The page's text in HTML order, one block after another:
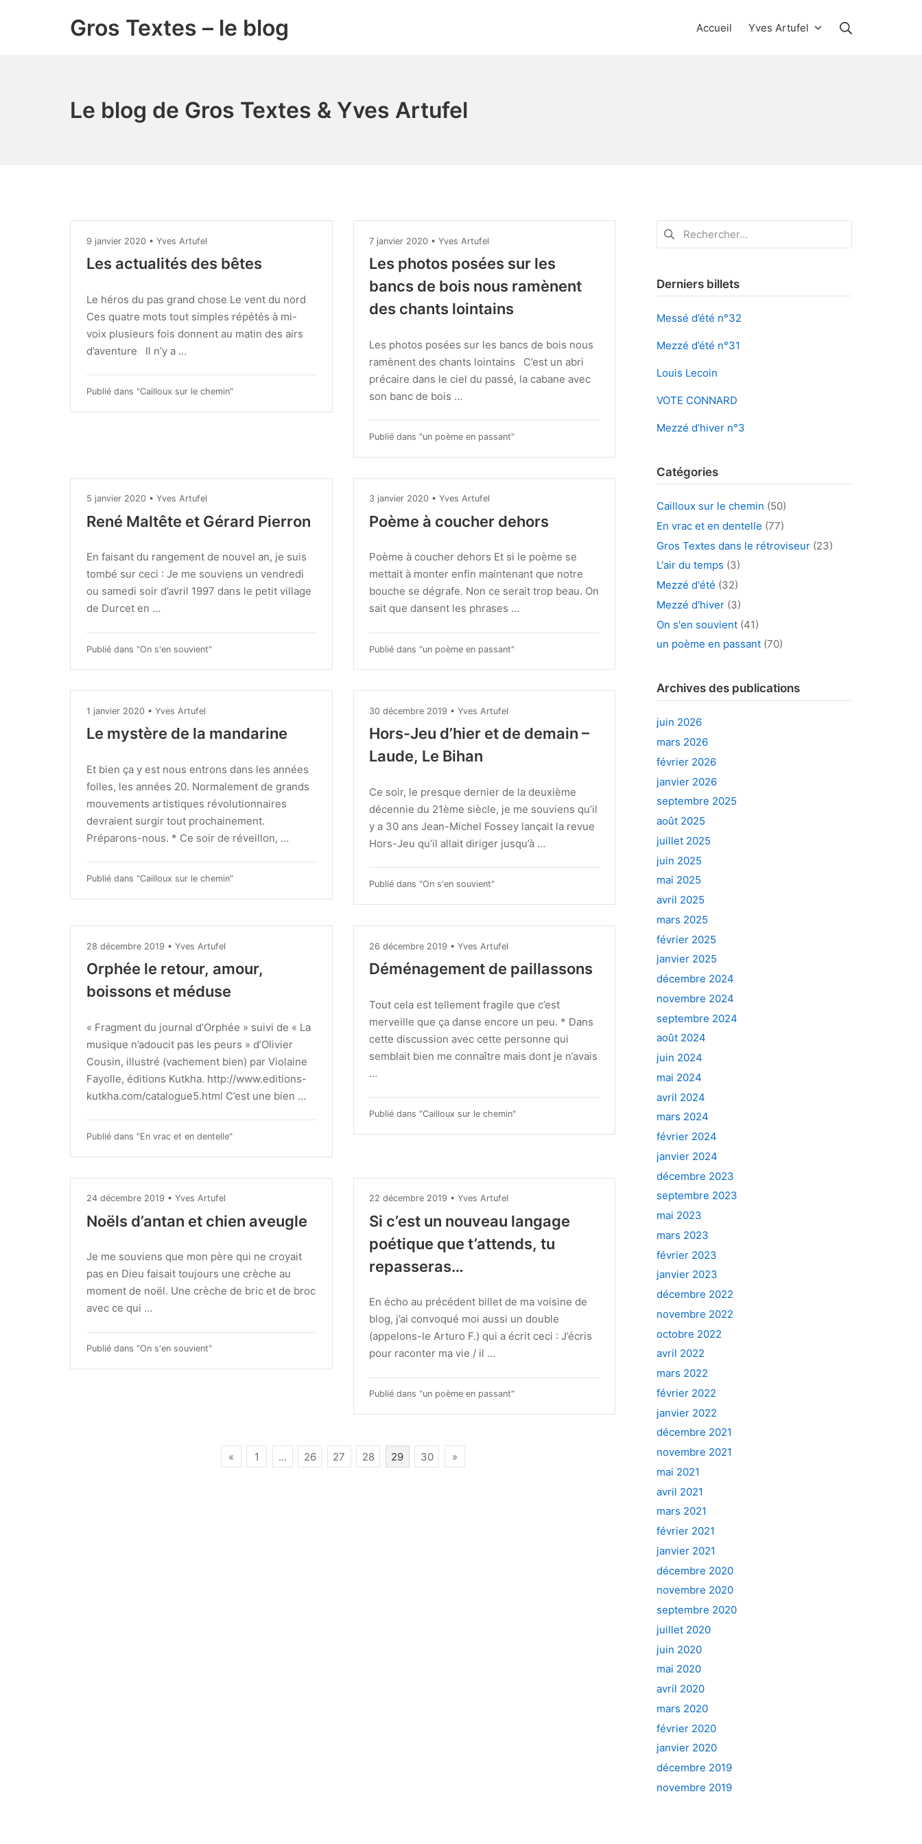
Gros Textes – le blog Accueil Yves Artufel
Le blog de Gros Textes & Yves Artufel
9 janvier 2020• Yves Artufel
Les actualités des bêtes
Le héros du pas grand chose Le vent du nord
Ces quatre mots tout simples répétés à mi-
voix plusieurs fois donnent au matin des airs
d’aventure Il n’y a …
Publié dans "Cailloux sur le chemin"
7 janvier 20207
2020
• Yves Artufel
Les photos posées sur les
bancs de bois nous ramènent
des chants lointains
Les photos posées sur les bancs de bois nous
ramènent des chants lointains C’est un abri
précaire dans le ciel du passé, la cabane avec
son banc de bois …
Publié dans "un poème en passant"
5 janvier 20205
2020
• Yves Artufel
René Maltête et Gérard Pierron
En faisant du rangement de nouvel an, je suis
tombé sur ceci : Je me souviens un vendredi
ou samedi soir d’avril 1997 dans le petit village
de Durcet en …
Publié dans "On s'en souvient"
3 janvier 2020 • Yves Artufel
Poème à coucher dehors
Poème à coucher dehors Et si le poème se
mettait à monter enfin maintenant que notre
bouche se dégrafe. Non ce serait trop beau. On
sait que dansent les phrases …
Publié dans "un poème en passant"
1 janvier 2020• Yves Artufel
Le mystère de la mandarine
Et bien ça y est nous entrons dans les années
folles, les années 20. Normalement de grands
mouvements artistiques révolutionnaires
devraient surgir tout prochainement.
Préparons-nous. * Ce soir de réveillon, …
Publié dans "Cailloux sur le chemin"
30 décembre 2019 30
décembre
2019
• Yves Artufel
Hors-Jeu d’hier et de demain –
Laude, Le Bihan
Ce soir, le presque dernier de la deuxième
décennie du 21ème siècle, je me souviens qu’il
y a 30 ans Jean-Michel Fossey lançait la revue
Hors-Jeu qu’il allait diriger jusqu’à …
Publié dans "On s'en souvient"
28 décembre 2019 • Yves Artufel
Orphée le retour, amour,
boissons et méduse
« Fragment du journal d’Orphée » suivi de « La
musique n’adoucit pas les peurs » d’Olivier
Cousin, illustré (vachement bien) par Violaine
Fayolle, éditions Kutkha. http://www.editions-
kutkha.com/catalogue5.html C’est une bien …
Publié dans "En vrac et en dentelle"
26 décembre 2019 • Yves Artufel
Déménagement de paillassons
Tout cela est tellement fragile que c’est
merveille que ça danse encore un peu. * Dans
cette discussion avec cette personne qui
semblait bien me connaître mais dont je n’avais
…
Publié dans "Cailloux sur le chemin"
24 décembre 2019 • Yves Artufel
Noëls d’antan et chien aveugle
Je me souviens que mon père qui ne croyait
pas en Dieu faisait toujours une crèche au
moment de noël. Une crèche de bric et de broc
avec ce qui …
Publié dans "On s'en souvient"
22 décembre 2019 22
2019
• Yves Artufel
Si c’est un nouveau langage
poétique que t’attends, tu
repasseras…
En écho au précédent billet de ma voisine de
blog, j’ai convoqué moi aussi un double
(appelons-le Arturo F.) qui a écrit ceci : J’écris
pour raconter ma vie / il …
Publié dans "un poème en passant"
« 1 … 26 27 28 29 30 »
Rechercher :
Derniers billets
Messé d’été n°32
Mezzé d’été n°31
Louis Lecoin
VOTE CONNARD
Mezzé d’hiver n°3
Catégories
Cailloux sur le chemin (50)
En vrac et en dentelle (77)
Gros Textes dans le rétroviseur (23)
L'air du temps (3)
Mezzé d'été (32)
Mezzé d'hiver (3)
On s'en souvient (41)
un poème en passant (70)
Archives des publications
juin 2026
mars 2026
février 2026
janvier 2026
septembre 2025
août 2025
juillet 2025
juin 2025
mai 2025
avril 2025
mars 2025
février 2025
janvier 2025
décembre 2024
novembre 2024
septembre 2024
août 2024
juin 2024
mai 2024
avril 2024
mars 2024
février 2024
janvier 2024
décembre 2023
septembre 2023
mai 2023
mars 2023
février 2023
janvier 2023
décembre 2022
novembre 2022
octobre 2022
avril 2022
mars 2022
février 2022
janvier 2022
décembre 2021
novembre 2021
mai 2021
avril 2021
mars 2021
février 2021
janvier 2021
décembre 2020
novembre 2020
septembre 2020
juillet 2020
juin 2020
mai 2020
avril 2020
mars 2020
février 2020
janvier 2020
décembre 2019
novembre 2019